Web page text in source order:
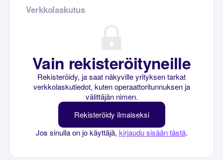
Verkkolaskutus
Vain rekisteröityneille
Rekisteröidy, ja saat näkyville yrityksen tarkat
verkkolaskutiedot, kuten operaattoritunnuksen ja
välittäjän nimen.
Rekisteröidy ilmaiseksi
Jos sinulla on jo käyttäjä, kirjaudu sisään tästä.